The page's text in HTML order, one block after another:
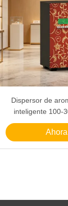
Dispersor de
inteligente 100-
difusión de aire